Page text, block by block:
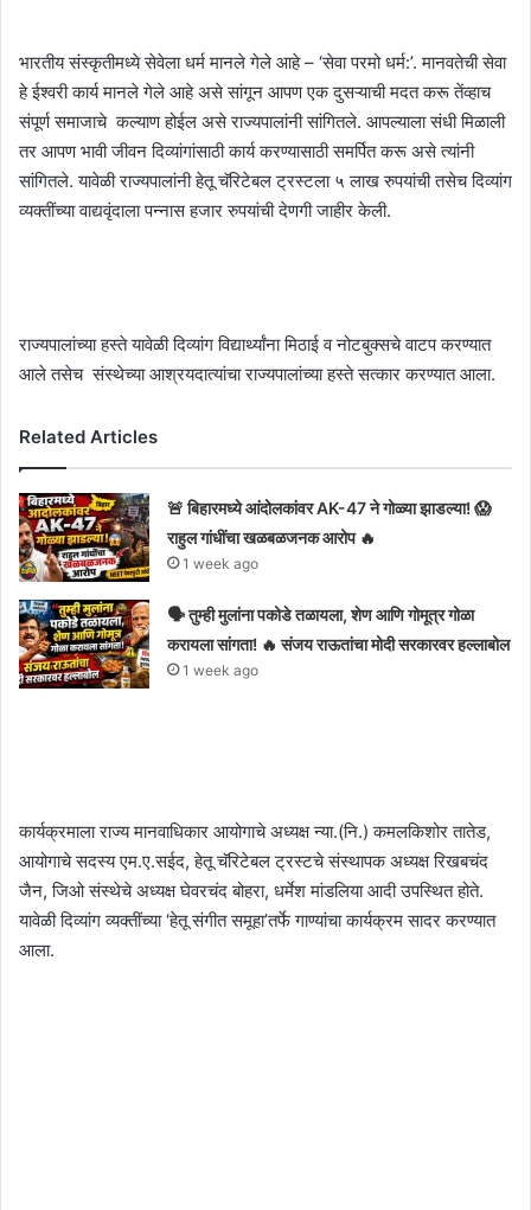
भारतीय संस्कृतीमध्ये सेवेला धर्म मानले गेले आहे – ‘सेवा परमो धर्म:’. मानवतेची सेवा
हे ईश्वरी कार्य मानले गेले आहे असे सांगून आपण एक दुसऱ्याची मदत करू तेंव्हाच
संपूर्ण समाजाचे कल्याण होईल असे राज्यपालांनी सांगितले. आपल्याला संधी मिळाली
तर आपण भावी जीवन दिव्यांगांसाठी कार्य करण्यासाठी समर्पित करू असे त्यांनी
सांगितले. यावेळी राज्यपालांनी हेतू चॅरिटेबल ट्रस्टला ५ लाख रुपयांची तसेच दिव्यांग
व्यक्तींच्या वाद्यवृंदाला पन्नास हजार रुपयांची देणगी जाहीर केली.
राज्यपालांच्या हस्ते यावेळी दिव्यांग विद्यार्थ्यांना मिठाई व नोटबुक्सचे वाटप करण्यात
आले तसेच संस्थेच्या आश्रयदात्यांचा राज्यपालांच्या हस्ते सत्कार करण्यात आला.
Related Articles
🚨 बिहारमध्ये आंदोलकांवर AK-47 ने गोळ्या झाडल्या! 😱
राहुल गांधींचा खळबळजनक आरोप 🔥
1 week ago
🗣️ तुम्ही मुलांना पकोडे तळायला, शेण आणि गोमूत्र गोळा
करायला सांगता! 🔥 संजय राऊतांचा मोदी सरकारवर हल्लाबोल
1 week ago
कार्यक्रमाला राज्य मानवाधिकार आयोगाचे अध्यक्ष न्या.(नि.) कमलकिशोर तातेड,
आयोगाचे सदस्य एम.ए.सईद, हेतू चॅरिटेबल ट्रस्टचे संस्थापक अध्यक्ष रिखबचंद
जैन, जिओ संस्थेचे अध्यक्ष घेवरचंद बोहरा, धर्मेश मांडलिया आदी उपस्थित होते.
यावेळी दिव्यांग व्यक्तींच्या ‘हेतू संगीत समूहा’तर्फे गाण्यांचा कार्यक्रम सादर करण्यात
आला.